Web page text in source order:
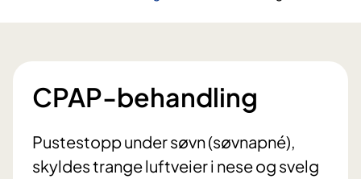
CPAP-behandling
Pustestopp under søvn (søvnapné),
skyldes trange luftveier i nese og svelg